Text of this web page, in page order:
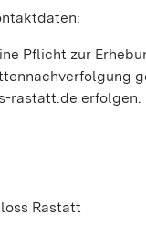
Pflicht zur
rastatt.de erfolgen.
Rastatt